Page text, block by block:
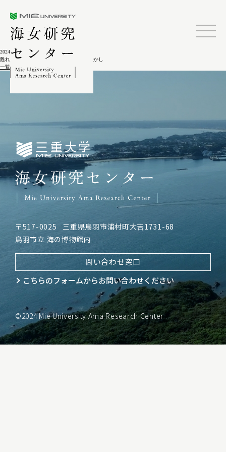
2024.02.04
甦れ､いのちの海－漁村の暮らし､いま･むかし
一覧に戻る
三重大学海女研究センター
〒517-0025
三重県鳥羽市浦村町大吉1731-68
鳥羽市立 海の博物館内
問い合わせ窓口
こちらのフォームからお問い合わせください
©2024 Mie University Ama Research Center